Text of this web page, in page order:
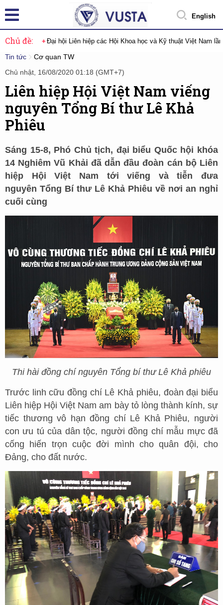
English
Chủ đề: Đại hội Liên hiệp các Hội Khoa học và Kỹ thuật Việt Nam
Tin tức
Cơ quan TW
Chủ nhật, 16/08/2020 01:18 (GMT+7)
Liên hiệp Hội Việt Nam viếng
nguyên Tổng Bí thư Lê Khả
Phiêu
Sáng 15-8, Phó Chủ tịch, đại biểu Quốc hội khóa
14 Nghiêm Vũ Khải đã dẫn đầu đoàn cán bộ Liên
hiệp Hội Việt Nam tới viếng và tiễn đưa
nguyên Tổng Bí thư Lê Khả Phiêu về nơi an nghỉ
cuối cùng
Thi hài đồng chí nguyên Tổng bí thư Lê Khả phiêu
Trước linh cữu đồng chí Lê Khả phiêu, đoàn đại biểu
Liên hiệp Hội Việt Nam am bày tỏ lòng thành kính, sự
tiếc thương vô hạn đồng chí Lê Khả Phiêu, người
con ưu tú của dân tộc, người đồng chí mẫu mực đã
cống hiến trọn cuộc đời mình cho quân đội, cho
Đảng, cho đất nước.